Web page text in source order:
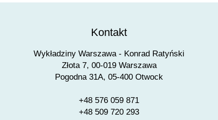
Kontakt
Wykładziny Warszawa - Konrad Ratyński
Złota 7, 00-019 Warszawa
Pogodna 31A, 05-400 Otwock
+48 576 059 871
+48 509 720 293